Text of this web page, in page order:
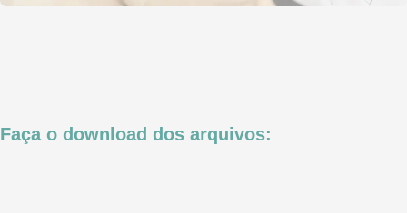
Faça o download dos arquivos: